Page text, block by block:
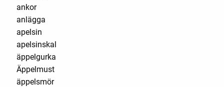
ankor
anlägga
apelsin
apelsinskal
äppelgurka
Äppelmust
äppelsmör